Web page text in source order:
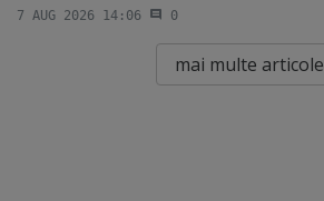
7 AUG 2026 14:06 0
mai multe articole